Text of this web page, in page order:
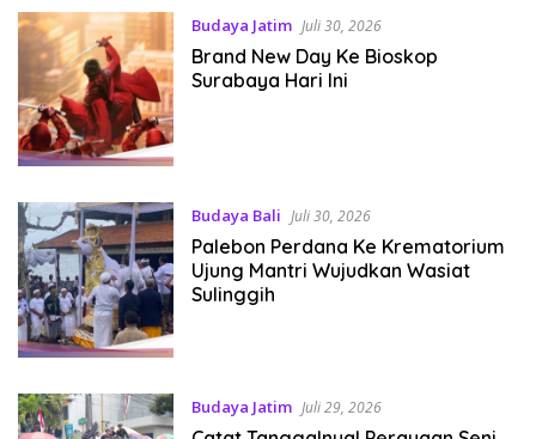
Budaya Jatim Juli 30, 2026
Brand New Day Ke Bioskop
Surabaya Hari Ini
Budaya Bali Juli 30, 2026
Palebon Perdana Ke Krematorium
Ujung Mantri Wujudkan Wasiat
Sulinggih
Budaya Jatim Juli 29, 2026